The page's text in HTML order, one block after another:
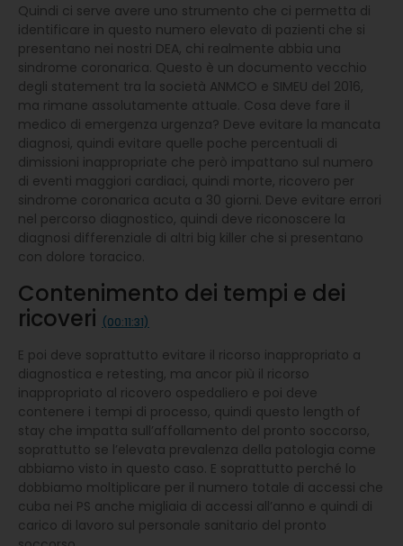
Quindi ci serve avere uno strumento che ci permetta di
identificare in questo numero elevato di pazienti che si
presentano nei nostri DEA, chi realmente abbia una
sindrome coronarica. Questo è un documento vecchio
degli statement tra la società ANMCO e SIMEU del 2016,
ma rimane assolutamente attuale. Cosa deve fare il
medico di emergenza urgenza? Deve evitare la mancata
diagnosi, quindi evitare quelle poche percentuali di
dimissioni inappropriate che però impattano sul numero
di eventi maggiori cardiaci, quindi morte, ricovero per
sindrome coronarica acuta a 30 giorni. Deve evitare errori
nel percorso diagnostico, quindi deve riconoscere la
diagnosi differenziale di altri big killer che si presentano
con dolore toracico.
Contenimento dei tempi e dei
ricoveri (00:11:31)
E poi deve soprattutto evitare il ricorso inappropriato a
diagnostica e retesting, ma ancor più il ricorso
inappropriato al ricovero ospedaliero e poi deve
contenere i tempi di processo, quindi questo length of
stay che impatta sull’affollamento del pronto soccorso,
soprattutto se l’elevata prevalenza della patologia come
abbiamo visto in questo caso. E soprattutto perché lo
dobbiamo moltiplicare per il numero totale di accessi che
cuba nei PS anche migliaia di accessi all’anno e quindi di
carico di lavoro sul personale sanitario del pronto